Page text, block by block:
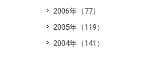
2006年（77）
2005年（119）
2004年（141）